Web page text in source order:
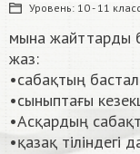
Уровень: 10 - 11
мына жайттарды
жаз:
•сабақтың
•сыныптағы
•Асқардың
•қазақ